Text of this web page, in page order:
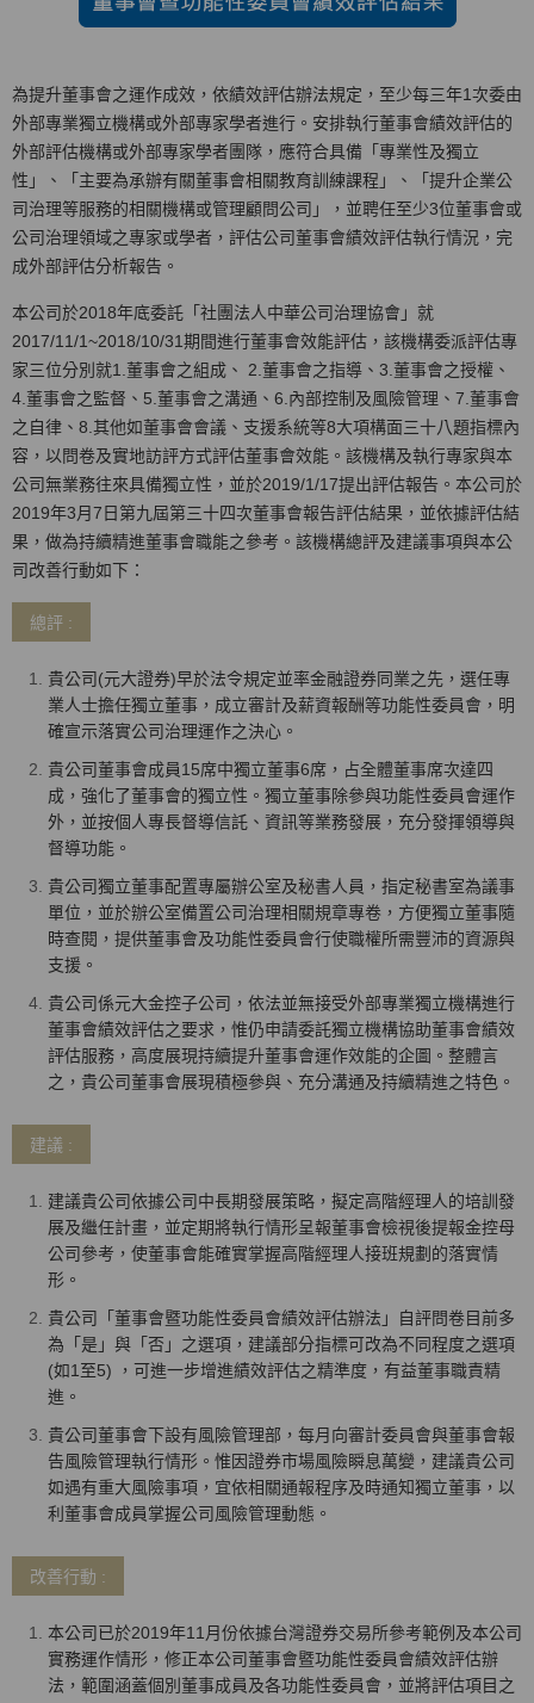
為提升董事會之運作成效，依績效評估辦法規定，至少每三年1次委由
外部專業獨立機構或外部專家學者進行。安排執行董事會績效評估的
外部評估機構或外部專家學者團隊，應符合具備「專業性及獨立
性」、「主要為承辦有關董事會相關教育訓練課程」、「提升企業公
司治理等服務的相關機構或管理顧問公司」，並聘任至少3位董事會或
公司治理領域之專家或學者，評估公司董事會績效評估執行情況，完
成外部評估分析報告。
本公司於2018年底委託「社團法人中華公司治理協會」就
2017/11/1~2018/10/31期間進行董事會效能評估，該機構委派評估專
家三位分別就1.董事會之組成、 2.董事會之指導、3.董事會之授權、
4.董事會之監督、5.董事會之溝通、6.內部控制及風險管理、7.董事會
之自律、8.其他如董事會會議、支援系統等8大項構面三十八題指標內
容，以問卷及實地訪評方式評估董事會效能。該機構及執行專家與本
公司無業務往來具備獨立性，並於2019/1/17提出評估報告。本公司於
2019年3月7日第九屆第三十四次董事會報告評估結果，並依據評估結
果，做為持續精進董事會職能之參考。該機構總評及建議事項與本公
司改善行動如下：
總評 :
貴公司(元大證券)早於法令規定並率金融證券同業之先，選任專
業人士擔任獨立董事，成立審計及薪資報酬等功能性委員會，明
確宣示落實公司治理運作之決心。
貴公司董事會成員15席中獨立董事6席，占全體董事席次達四
成，強化了董事會的獨立性。獨立董事除參與功能性委員會運作
外，並按個人專長督導信託、資訊等業務發展，充分發揮領導與
督導功能。
貴公司獨立董事配置專屬辦公室及秘書人員，指定秘書室為議事
單位，並於辦公室備置公司治理相關規章專卷，方便獨立董事隨
時查閱，提供董事會及功能性委員會行使職權所需豐沛的資源與
支援。
貴公司係元大金控子公司，依法並無接受外部專業獨立機構進行
董事會績效評估之要求，惟仍申請委託獨立機構協助董事會績效
評估服務，高度展現持續提升董事會運作效能的企圖。整體言
之，貴公司董事會展現積極參與、充分溝通及持續精進之特色。
建議 :
建議貴公司依據公司中長期發展策略，擬定高階經理人的培訓發
展及繼任計畫，並定期將執行情形呈報董事會檢視後提報金控母
公司參考，使董事會能確實掌握高階經理人接班規劃的落實情
形。
貴公司「董事會暨功能性委員會績效評估辦法」自評問卷目前多
為「是」與「否」之選項，建議部分指標可改為不同程度之選項
(如1至5) ，可進一步增進績效評估之精準度，有益董事職責精
進。
貴公司董事會下設有風險管理部，每月向審計委員會與董事會報
告風險管理執行情形。惟因證券市場風險瞬息萬變，建議貴公司
如遇有重大風險事項，宜依相關通報程序及時通知獨立董事，以
利董事會成員掌握公司風險管理動態。
改善行動 :
本公司已於2019年11月份依據台灣證券交易所參考範例及本公司
實務運作情形，修正本公司董事會暨功能性委員會績效評估辦
法，範圍涵蓋個別董事成員及各功能性委員會，並將評估項目之